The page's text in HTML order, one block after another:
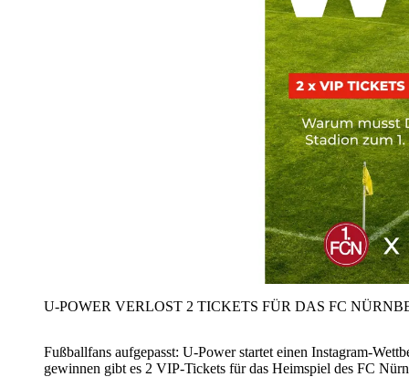
U‑POWER VERLOST 2 TICKETS FÜR DAS FC
Fußballfans aufgepasst: U‑Power startet einen Instagram-
gewinnen gibt es 2 VIP-Tickets für das Heimspiel des FC